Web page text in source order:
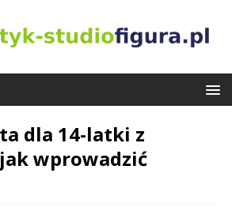
dla 14-latki z
wprowadzić